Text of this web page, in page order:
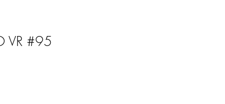
VR #95